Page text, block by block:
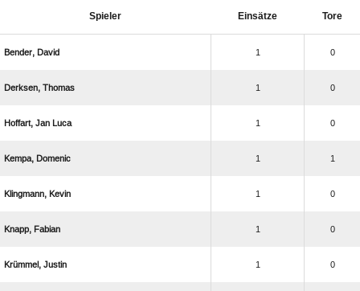
Spieler Einsätze Tore
  1 0
  1 0
   1 0
  1 1
  1 0
  1 0
  1 0